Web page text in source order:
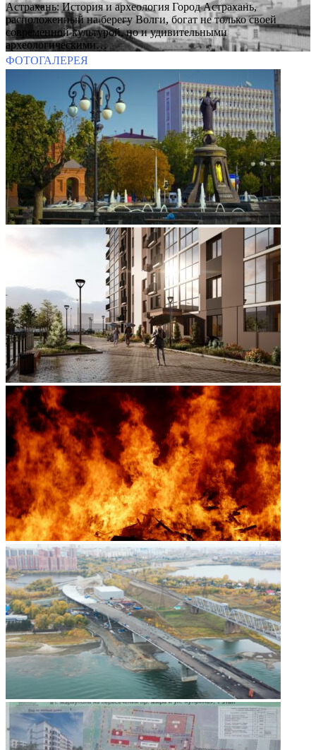
Астрахань: История и археология Город Астрахань,
расположенный на берегу Волги, богат не только своей
современной культурой, но и удивительными
археологическими…
ФОТОГАЛЕРЕЯ